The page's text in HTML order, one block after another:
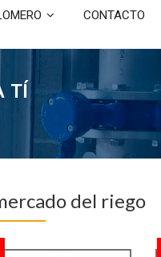
CONTACTO
TÍ
del riego